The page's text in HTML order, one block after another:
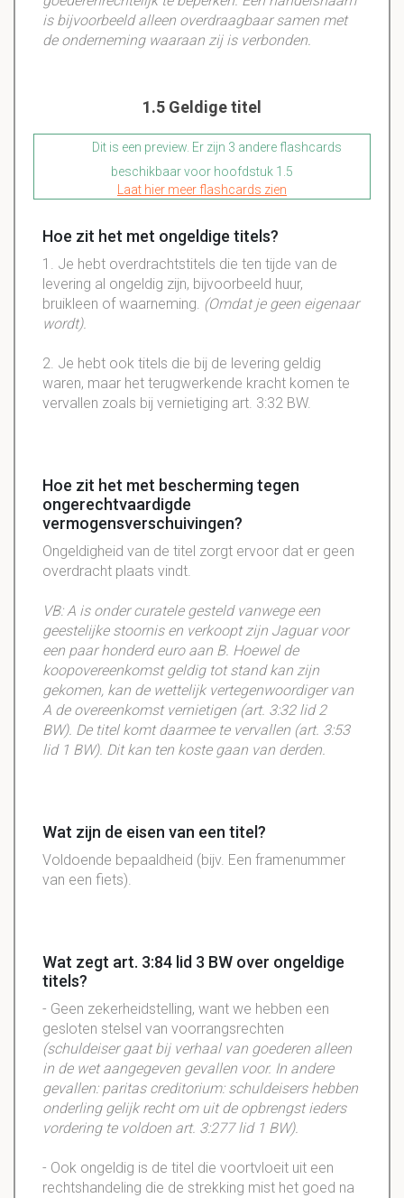
is bijvoorbeeld alleen overdraagbaar samen met
de onderneming waaraan zij is verbonden.
1.5 Geldige titel
Dit is een preview. Er zijn 3 andere flashcards
beschikbaar voor hoofdstuk 1.5
Laat hier meer flashcards zien
Hoe zit het met ongeldige titels?
1. Je hebt overdrachtstitels die ten tijde van de
levering al ongeldig zijn, bijvoorbeeld huur,
bruikleen of waarneming. (Omdat je geen eigenaar
wordt).
2. Je hebt ook titels die bij de levering geldig
waren, maar het terugwerkende kracht komen te
vervallen zoals bij vernietiging art. 3:32 BW.
Hoe zit het met bescherming tegen
ongerechtvaardigde
vermogensverschuivingen?
Ongeldigheid van de titel zorgt ervoor dat er geen
overdracht plaats vindt.
VB: A is onder curatele gesteld vanwege een
geestelijke stoornis en verkoopt zijn Jaguar voor
een paar honderd euro aan B. Hoewel de
koopovereenkomst geldig tot stand kan zijn
gekomen, kan de wettelijk vertegenwoordiger van
A de overeenkomst vernietigen (art. 3:32 lid 2
BW). De titel komt daarmee te vervallen (art. 3:53
lid 1 BW). Dit kan ten koste gaan van derden.
Wat zijn de eisen van een titel?
Voldoende bepaaldheid (bijv. Een framenummer
van een fiets).
Wat zegt art. 3:84 lid 3 BW over ongeldige
titels?
- Geen zekerheidstelling, want we hebben een
gesloten stelsel van voorrangsrechten
(schuldeiser gaat bij verhaal van goederen alleen
in de wet aangegeven gevallen voor. In andere
gevallen: paritas creditorium: schuldeisers hebben
onderling gelijk recht om uit de opbrengst ieders
vordering te voldoen art. 3:277 lid 1 BW).
- Ook ongeldig is de titel die voortvloeit uit een
rechtshandeling die de strekking mist het goed na